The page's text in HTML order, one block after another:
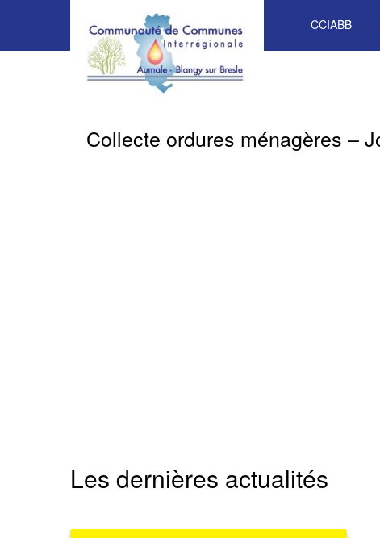
CCIABB
Collecte ordures ménagères –
Les dernières actualités